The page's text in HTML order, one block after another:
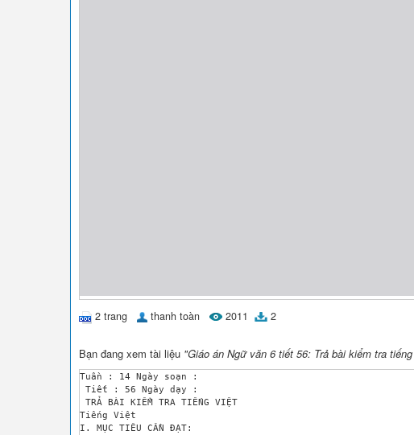
2 trang thanh toàn 2011 2
Bạn đang xem tài liệu "Giáo án Ngữ văn 6 tiết 56: Trả bài kiểm tra
Tuần : 14 Ngày soạn :
Tiết : 56 Ngày dạy :
TRẢ BÀI KIỂM TRA TIẾNG VIỆT
Tiếng Việt
I. MỤC TIÊU CẦN ĐẠT: